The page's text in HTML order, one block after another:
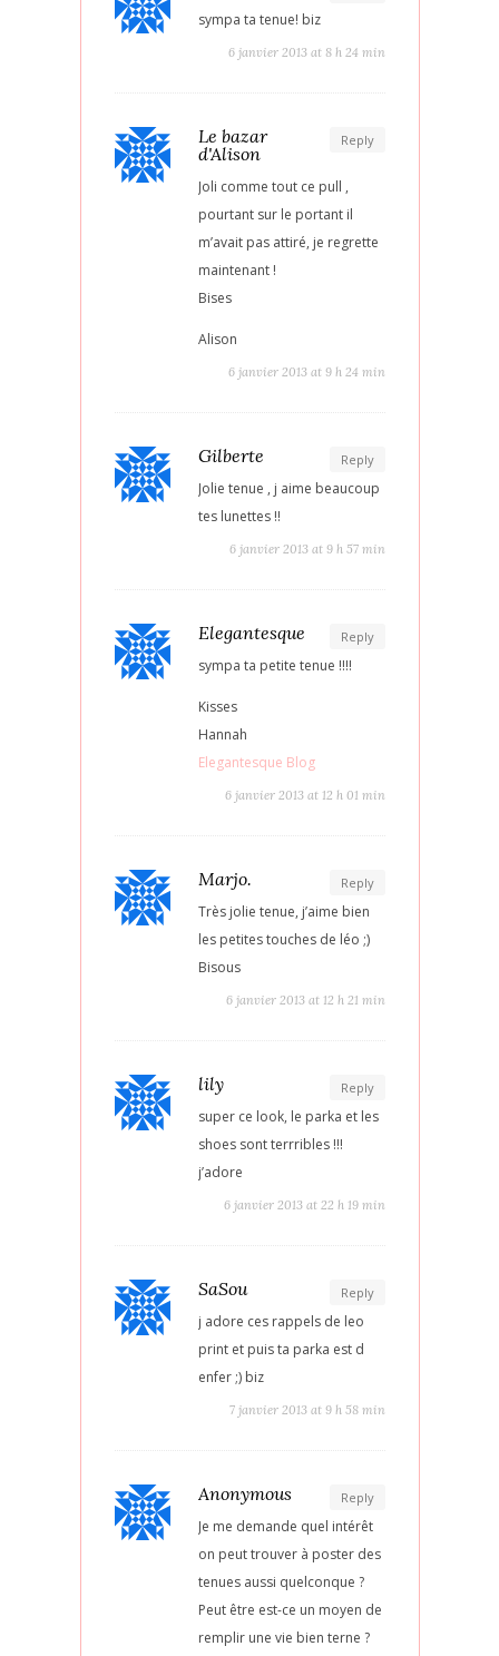
sympa ta tenue! biz
6 janvier 2013 at 8 h 24 min
Reply
Le bazar
d'Alison
Joli comme tout ce pull ,
pourtant sur le portant il
m’avait pas attiré, je regrette
maintenant !
Bises
Alison
6 janvier 2013 at 9 h 24 min
Reply
Gilberte
Jolie tenue , j aime beaucoup
tes lunettes !!
6 janvier 2013 at 9 h 57 min
Reply
Elegantesque
sympa ta petite tenue !!!!
Kisses
Hannah
Elegantesque Blog
6 janvier 2013 at 12 h 01 min
Reply
Marjo.
Très jolie tenue, j’aime bien
les petites touches de léo ;)
Bisous
6 janvier 2013 at 12 h 21 min
Reply
lily
super ce look, le parka et les
shoes sont terrribles !!!
j’adore
6 janvier 2013 at 22 h 19 min
Reply
SaSou
j adore ces rappels de leo
print et puis ta parka est d
enfer ;) biz
7 janvier 2013 at 9 h 58 min
Reply
Anonymous
Je me demande quel intérêt
on peut trouver à poster des
tenues aussi quelconque ?
Peut être est-ce un moyen de
remplir une vie bien terne ?